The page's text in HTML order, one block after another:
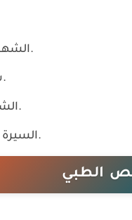
الشهادات الأكاديمية.
شهادات الخبرة.
الشهادات المهنية.
السيرة الذاتية المحدثة.